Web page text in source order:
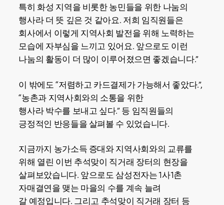
특히 화성 지역을 비롯한 농민들을 위한 나눔의
행사라 더 뜻 깊은 것 같아요. 저희 임직원들은
회사에서 이렇게 지역사회 발전을 위해 노력하는
모습에 자부심을 느끼고 있어요. 앞으로도 이런
나눔의 활동이 더 많이 이루어졌으면 좋겠습니다.”
이 밖에도 “저렴하고 카드결제가 가능해서 좋았다.”,
“농촌과 지역사회와의 소통을 위한
행사라 박수를 보내고 싶다.” 등 임직원들의
긍정적인 반응들을 살펴볼 수 있었습니다.
지금까지 농가소득 증대와 지역사회와의 교류를
위해 열린 이번 추석맞이 직거래 장터의 현장을
살펴보았습니다. 앞으로도 삼성전자는 1사1촌
자매결연을 맺는 마을의 수를 계속 늘려
갈 예정입니다. 그리고 추석맞이 직거래 장터 등